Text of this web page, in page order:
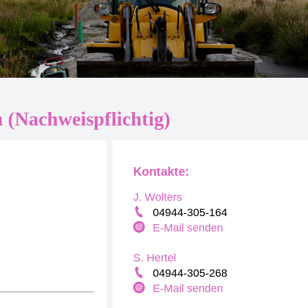
(Nachweispflichtig)
Kontakte:
J. Wolters
04944-305-164
E-Mail senden
S. Hertel
04944-305-268
E-Mail senden